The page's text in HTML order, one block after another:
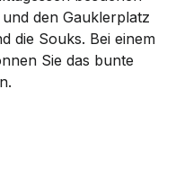
den Gauklerplatz
die Souks. Bei einem
Sie das bunte